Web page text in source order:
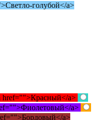
голубой</a>
href="">Красный</a>
a>
a>